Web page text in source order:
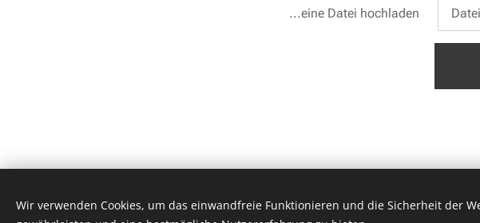
...eine Datei hochladen
© 2020 Fun Records Studio /Alle Preise auf
Wir verwenden Cookies, um das einwandfreie Funktionieren und die Sicherheit der